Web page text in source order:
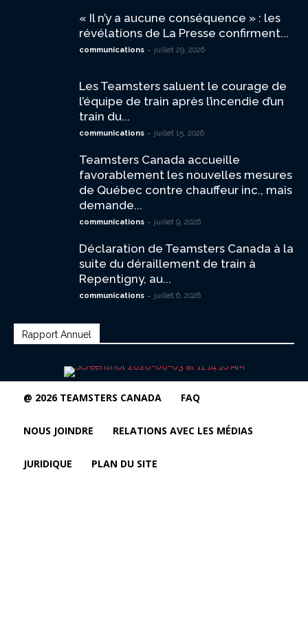
« Il n’y a aucune conséquence » : les
révélations de La Presse confirment...
communications - juillet 29, 2026
Les Teamsters saluent le courage de
l’équipe de train après l’incendie d’un
train du...
communications - juillet 15, 2026
Teamsters Canada accueille
favorablement les nouvelles mesures
de Québec contre chauffeur inc., mais
demande...
communications - juillet 9, 2026
Déclaration de Teamsters Canada à la
suite du déraillement de train à
Repentigny, au...
communications - juillet 6, 2026
Rapport Annuel
@ 2026 TEAMSTERS CANADA FAQ
NOUS JOINDRE RELATIONS AVEC LES MÉDIAS
JURIDIQUE PLAN DU SITE